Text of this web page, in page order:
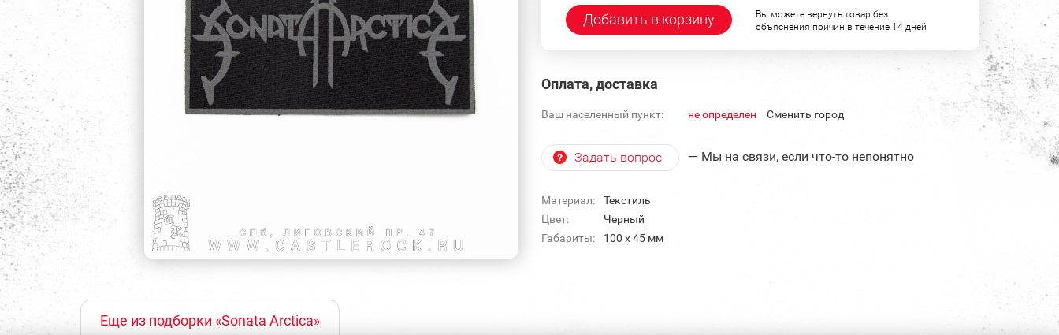
Добавить в корзину
Вы можете вернуть товар без
объяснения причин в течение 14 дней
Оплата, доставка
Ваш населенный пункт: не определен Cменить город
Задать вопрос — Мы на связи, если что-то непонятно
Материал:
Текстиль
Цвет:
Черный
Габариты:
100 x 45 мм
Еще из подборки «Sonata Arctica»